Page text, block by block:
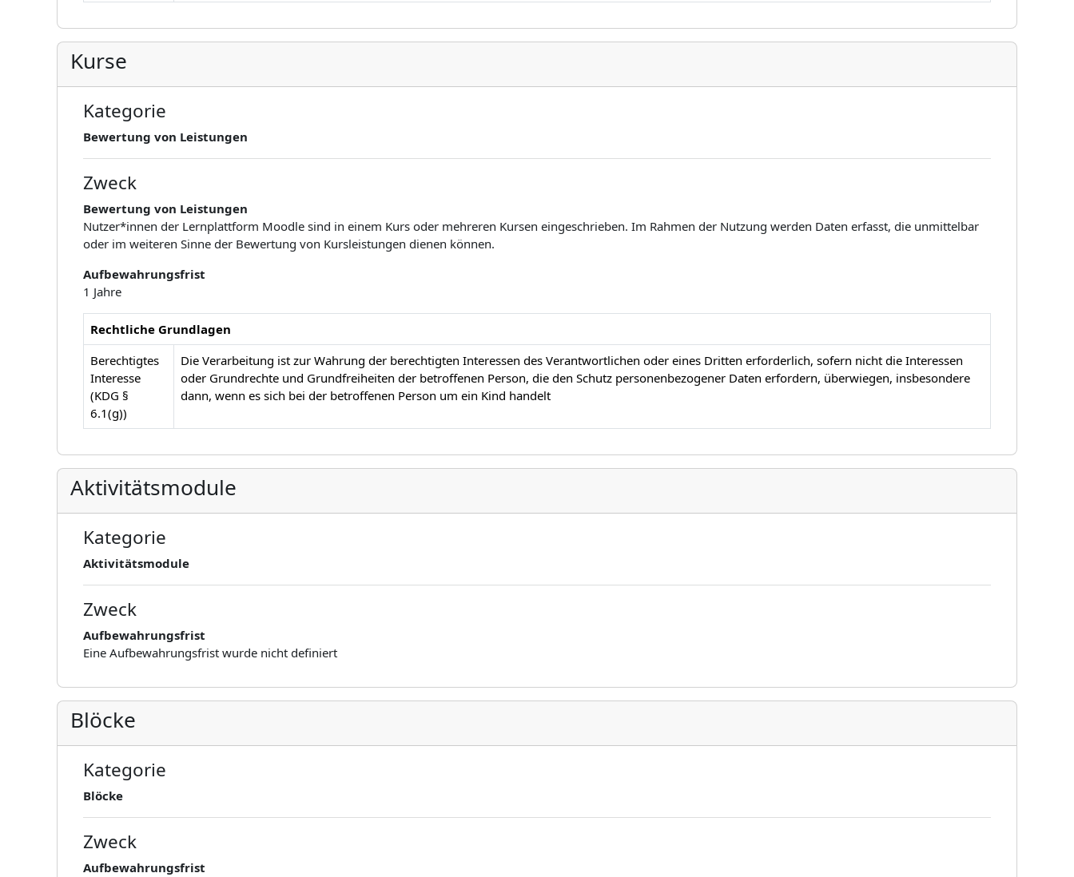
Kurse
Kategorie
Bewertung von Leistungen
Zweck
Bewertung von Leistungen
Nutzer*innen der Lernplattform Moodle sind in einem Kurs oder mehreren Kursen eingeschrieben. Im Rahmen der Nutzung werden Daten erfasst, die unmittelbar
oder im weiteren Sinne der Bewertung von Kursleistungen dienen können.
Aufbewahrungsfrist
1 Jahre
Rechtliche Grundlagen
Berechtigtes
Interesse
(KDG §
6.1(g))
Die Verarbeitung ist zur Wahrung der berechtigten Interessen des Verantwortlichen oder eines Dritten erforderlich, sofern nicht die Interessen
oder Grundrechte und Grundfreiheiten der betroffenen Person, die den Schutz personenbezogener Daten erfordern, überwiegen, insbesondere
dann, wenn es sich bei der betroffenen Person um ein Kind handelt
Aktivitätsmodule
Kategorie
Aktivitätsmodule
Zweck
Aufbewahrungsfrist
Eine Aufbewahrungsfrist wurde nicht definiert
Blöcke
Kategorie
Blöcke
Zweck
Aufbewahrungsfrist